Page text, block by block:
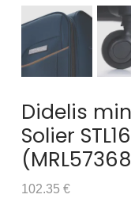
Didelis
Solier
102.35 €